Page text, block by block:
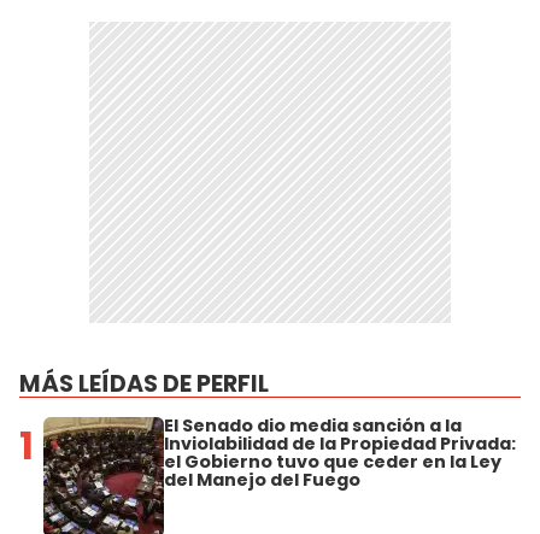
MÁS LEÍDAS DE PERFIL
1 El Senado dio media sanción a la
Inviolabilidad de la Propiedad Privada:
el Gobierno tuvo que ceder en la Ley
del Manejo del Fuego